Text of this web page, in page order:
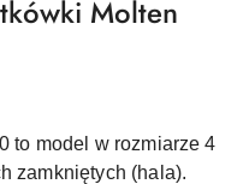
Molten
to model w rozmiarze 4
zamkniętych (hala).